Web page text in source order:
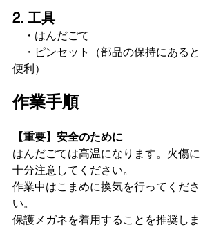
2. 工具
・はんだごて
・ピンセット（部品の保持にあると
便利）
作業手順
【重要】安全のために
はんだごては高温になります。火傷に
十分注意してください。
作業中はこまめに換気を行ってくださ
い。
保護メガネを着用することを推奨しま